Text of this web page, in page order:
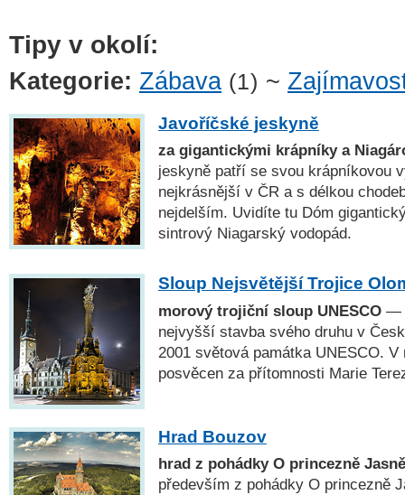
Tipy v okolí:
Kategorie: Zábava (1) ~
Javoříčské jeskyně
za gigantickými krápníky a
jeskyně patří se svou krápníkovou
nejkrásnější v ČR a s délkou
nejdelším. Uvidíte tu Dóm
sintrový Niagarský vodopád.
Sloup Nejsvětější Trojice
morový trojiční sloup UNESCO —
nejvyšší stavba svého druhu v
2001 světová památka UNESCO.
posvěcen za přítomnosti Marie
Hrad Bouzov
hrad z pohádky O princezně
především z pohádky O princezně